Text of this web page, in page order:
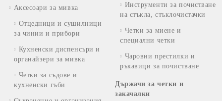
Аксесоари за мивка
Отцедници и сушилници
за чинии и прибори
Кухненски диспенсъри и
органайзери за мивка
Четки за съдове и
кухненски гъби
Инструменти за почистване
на стъкла, стъклочистачки
Четки за миене и
специални четки
Чаровни престилки и
ръкавици за почистване
Държачи за четки и
закачалки